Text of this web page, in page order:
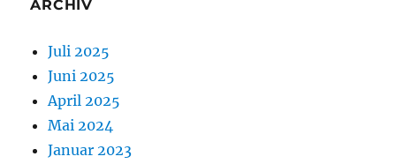
ARCHIV
Juli 2025
Juni 2025
April 2025
Mai 2024
Januar 2023